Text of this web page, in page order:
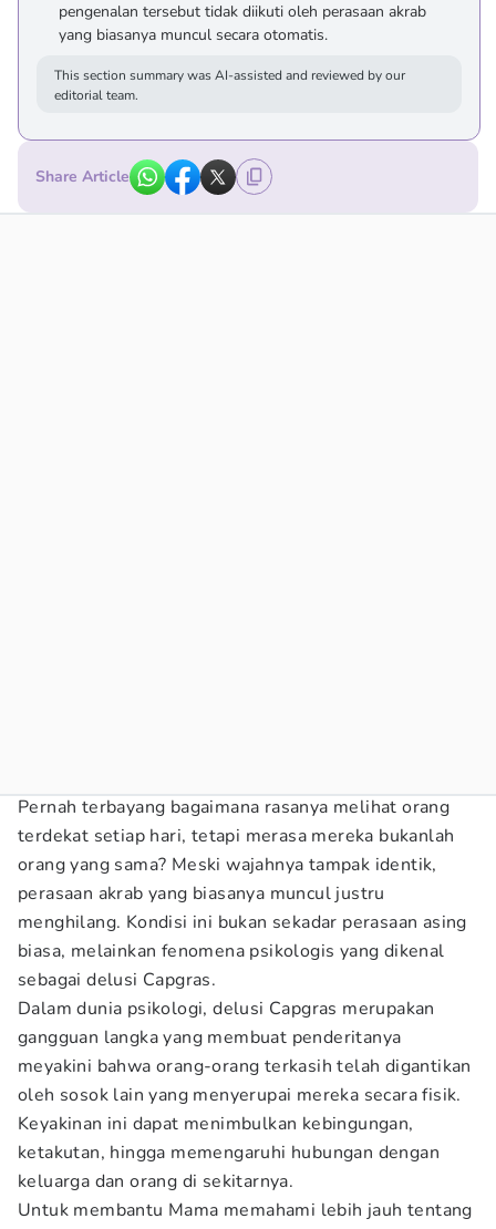
pengenalan tersebut tidak diikuti oleh perasaan akrab
yang biasanya muncul secara otomatis.
This section summary was AI-assisted and reviewed by our
editorial team.
Share Article
Pernah terbayang bagaimana rasanya melihat orang
terdekat setiap hari, tetapi merasa mereka bukanlah
orang yang sama? Meski wajahnya tampak identik,
perasaan akrab yang biasanya muncul justru
menghilang. Kondisi ini bukan sekadar perasaan asing
biasa, melainkan fenomena psikologis yang dikenal
sebagai delusi Capgras.
Dalam dunia psikologi, delusi Capgras merupakan
gangguan langka yang membuat penderitanya
meyakini bahwa orang-orang terkasih telah digantikan
oleh sosok lain yang menyerupai mereka secara fisik.
Keyakinan ini dapat menimbulkan kebingungan,
ketakutan, hingga memengaruhi hubungan dengan
keluarga dan orang di sekitarnya.
Untuk membantu Mama memahami lebih jauh tentang